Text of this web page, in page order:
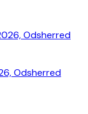
Odsherred